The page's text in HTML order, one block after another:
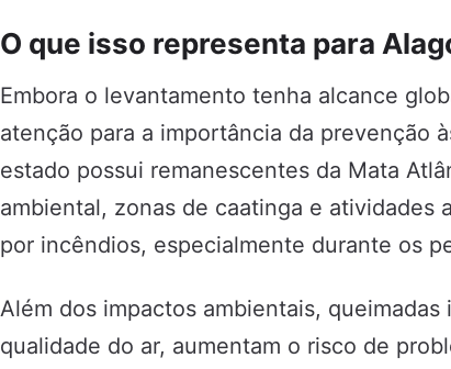
O que isso representa para
Embora o levantamento tenha alcance
atenção para a importância da prevenção
estado possui remanescentes da Mata
ambiental, zonas de caatinga e atividades
por incêndios, especialmente durante os
Além dos impactos ambientais,
qualidade do ar, aumentam o risco de